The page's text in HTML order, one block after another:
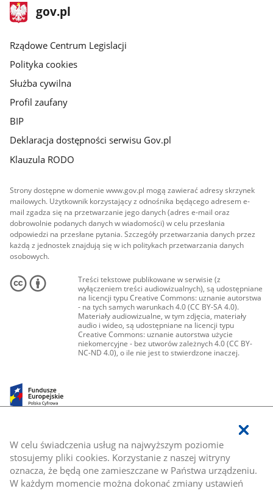
W celu świadczenia usług na najwyższym poziomie
stosujemy pliki cookies. Korzystanie z naszej witryny
oznacza, że będą one zamieszczane w Państwa urządzeniu.
W każdym momencie można dokonać zmiany ustawień
stopka
gov.plStrona
gov.pl
Rządowe Centrum Legislacji
Polityka cookies
Służba cywilna
Profil zaufany
BIP
Deklaracja dostępności serwisu Gov.pl
Klauzula RODO
Strony dostępne w domenie www.gov.pl mogą zawierać adresy skrzynek
mailowych. Użytkownik korzystający z odnośnika będącego adresem e-
mail zgadza się na przetwarzanie jego danych (adres e-mail oraz
dobrowolnie podanych danych w wiadomości) w celu przesłania
odpowiedzi na przesłane pytania. Szczegóły przetwarzania danych przez
każdą z jednostek znajdują się w ich politykach przetwarzania danych
osobowych.
Treści tekstowe publikowane w serwisie (z
wyłączeniem treści audiowizualnych), są udostępniane
na licencji typu Creative Commons: uznanie autorstwa
- na tych samych warunkach 4.0 (CC BY-SA 4.0).
Materiały audiowizualne, w tym zdjęcia, materiały
audio i wideo, są udostępniane na licencji typu
Creative Commons: uznanie autorstwa użycie
niekomercyjne - bez utworów zależnych 4.0 (CC BY-
NC-ND 4.0), o ile nie jest to stwierdzone inaczej.